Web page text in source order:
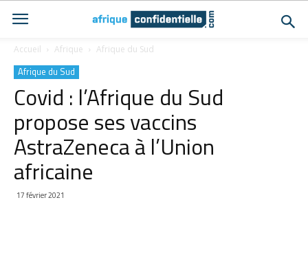
Accueil Afrique Afrique du Sud
Afrique du Sud
Covid : l’Afrique du Sud
propose ses vaccins
AstraZeneca à l’Union
africaine
17 février 2021